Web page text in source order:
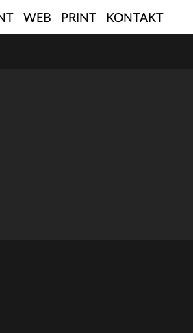
WEB PRINT KONTAKT